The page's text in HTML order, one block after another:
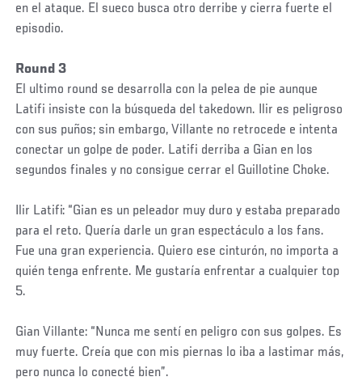
en el ataque. El sueco busca otro derribe y cierra fuerte el
episodio.
Round 3
El ultimo round se desarrolla con la pelea de pie aunque
Latifi insiste con la búsqueda del takedown. Ilir es peligroso
con sus puños; sin embargo, Villante no retrocede e intenta
conectar un golpe de poder. Latifi derriba a Gian en los
segundos finales y no consigue cerrar el Guillotine Choke.
Ilir Latifi: “Gian es un peleador muy duro y estaba preparado
para el reto. Quería darle un gran espectáculo a los fans.
Fue una gran experiencia. Quiero ese cinturón, no importa a
quién tenga enfrente. Me gustaría enfrentar a cualquier top
5.
Gian Villante: “Nunca me sentí en peligro con sus golpes. Es
muy fuerte. Creía que con mis piernas lo iba a lastimar más,
pero nunca lo conecté bien”.